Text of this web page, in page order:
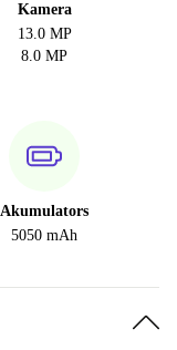
Kamera
13.0 MP
8.0 MP
Akumulators
5050 mAh